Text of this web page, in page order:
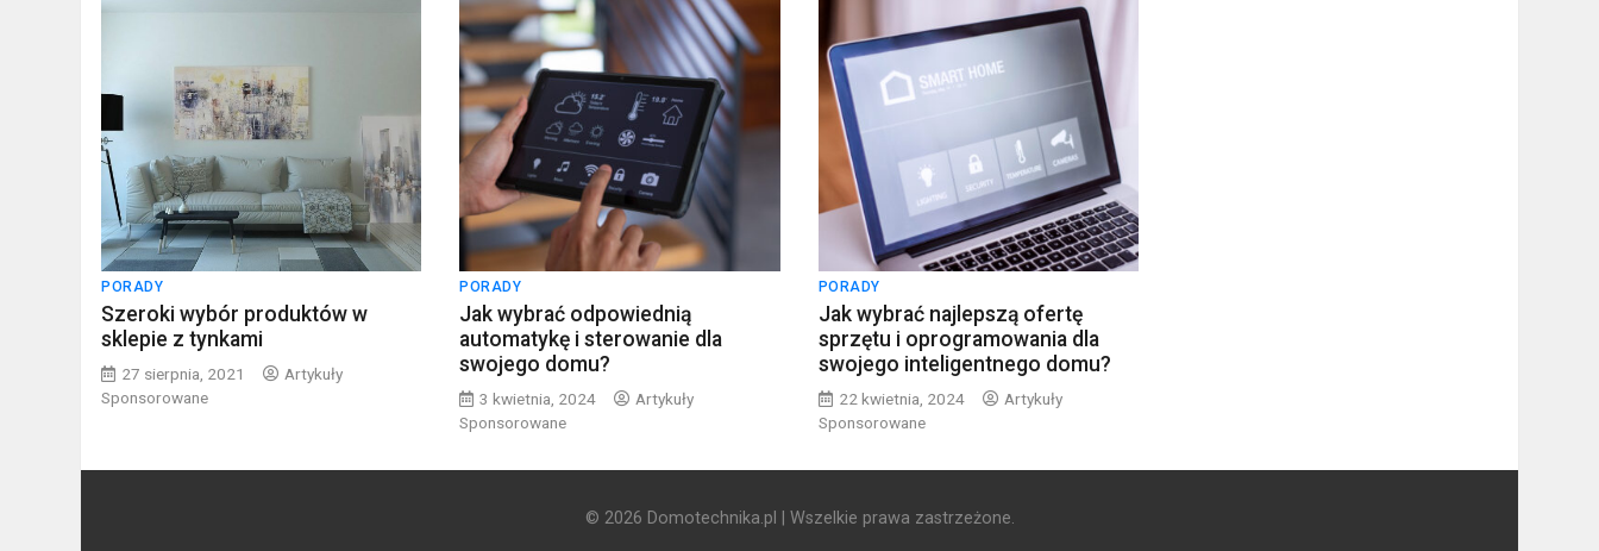
PORADY
Szeroki wybór produktów w
sklepie z tynkami
27 sierpnia, 2021
Artykuły
Sponsorowane
PORADY
Jak wybrać odpowiednią
automatykę i sterowanie dla
swojego domu?
3 kwietnia, 2024
Artykuły
Sponsorowane
PORADY
Jak wybrać najlepszą ofertę
sprzętu i oprogramowania dla
swojego inteligentnego domu?
22 kwietnia, 2024
Artykuły
Sponsorowane
© 2026 Domotechnika.pl | Wszelkie prawa zastrzeżone.